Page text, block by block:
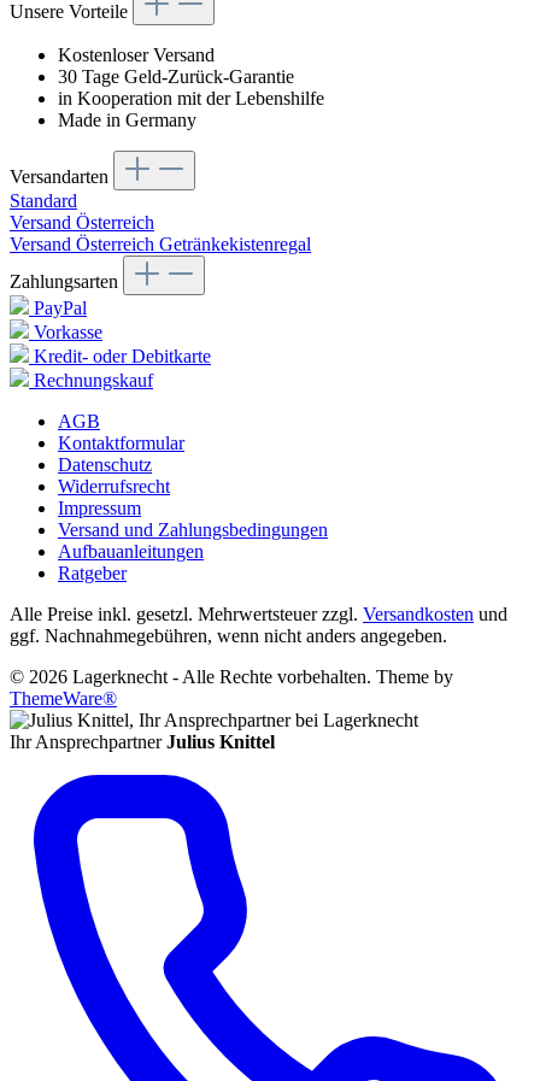
Unsere Vorteile
Kostenloser Versand
30 Tage Geld-Zurück-Garantie
in Kooperation mit der Lebenshilfe
Made in Germany
Versandarten
Standard
Versand Österreich
Versand Österreich Getränkekistenregal
Zahlungsarten
PayPal
Vorkasse
Kredit- oder Debitkarte
Rechnungskauf
AGB
Kontaktformular
Datenschutz
Widerrufsrecht
Impressum
Versand und Zahlungsbedingungen
Aufbauanleitungen
Ratgeber
Alle Preise inkl. gesetzl. Mehrwertsteuer zzgl. Versandkosten und
ggf. Nachnahmegebühren, wenn nicht anders angegeben.
© 2026 Lagerknecht - Alle Rechte vorbehalten. Theme by
ThemeWare®
Ihr Ansprechpartner Julius Knittel